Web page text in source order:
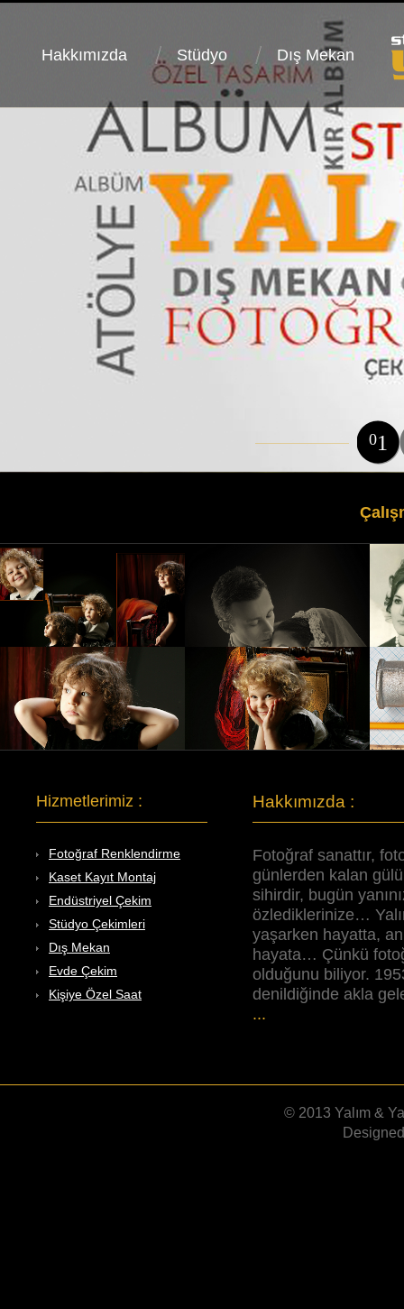
Hakkımızda Stüdyo Dış Mekan
01
Hizmetlerimiz :
Fotoğraf Renklendirme
Kaset Kayıt Montaj
Endüstriyel Çekim
Stüdyo Çekimleri
Dış Mekan
Evde Çekim
Kişiye Özel Saat
Hakkımızda :
Fotoğraf sanattır,
günlerden kalan
sihirdir, bugün
özlediklerinize…
yaşarken hayatta,
hayata… Çünkü
olduğunu biliyor.
denildiğinde akla
...
© 2013 Yalım &